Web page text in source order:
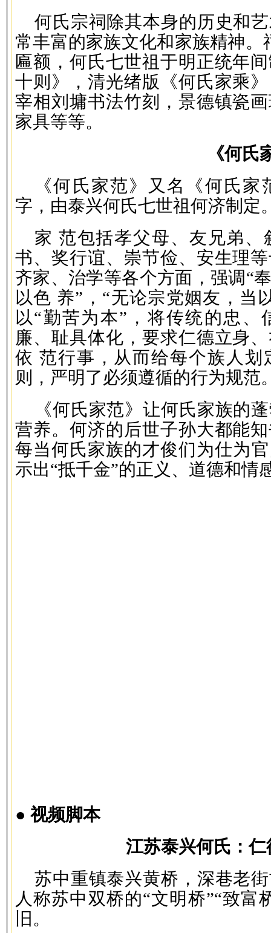
何氏宗祠除其本身的历史和
常丰富的家族文化和家族精神。
匾额，何氏七世祖于明正统年
十则》，清光绪版《何氏家乘
宰相刘墉书法竹刻，景德镇瓷
家具等等。
《何氏
《何氏家范》又名《何氏家
字，由泰兴何氏七世祖何济制定
家 范包括孝父母、友兄弟
书、奖行谊、崇节俭、安生理
齐家、治学等各个方面，强调“
以色 养”，“无论宗党姻友，当
以“勤苦为本”，将传统的忠、
廉、耻具体化，要求仁德立身
依 范行事，从而给每个族人划
则，严明了必须遵循的行为规范
《何氏家范》让何氏家族的
营养。何济的后世子孙大都能
每当何氏家族的才俊们为仕为
示出“抵千金”的正义、道德和情
● 视频脚本
江苏泰兴何氏：仁
苏中重镇泰兴黄桥，深巷老
人称苏中双桥的“文明桥”“致富
旧。